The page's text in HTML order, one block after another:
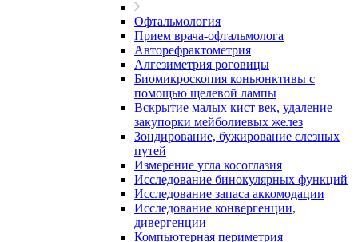
Офтальмология
Прием врача-офтальмолога
Авторефрактометрия
Алгезиметрия роговицы
Биомикроскопия коньюнктивы с
помощью щелевой лампы
Вскрытие малых кист век, удаление
закупорки мейболиевых желез
Зондирование, бужирование слезных
путей
Измерение угла косоглазия
Исследование бинокулярных функций
Исследование запаса аккомодации
Исследование конвергенции,
дивергенции
Компьютерная периметрия